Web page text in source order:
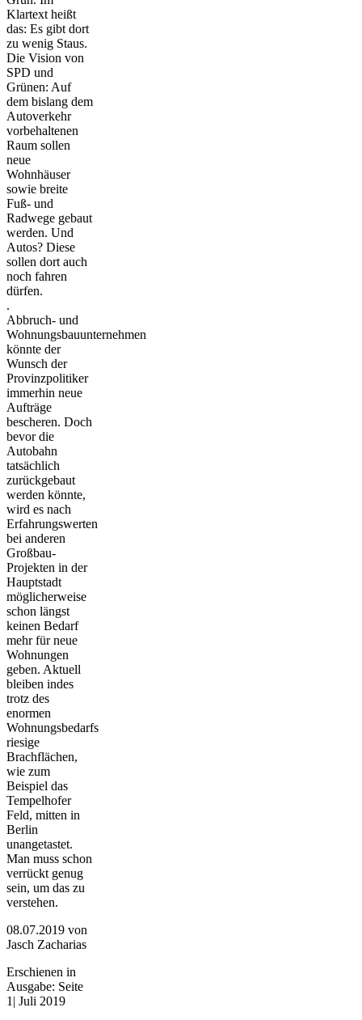
Klartext heißt
das: Es gibt dort
zu wenig Staus.
Die Vision von
SPD und
Grünen: Auf
dem bislang dem
Autoverkehr
vorbehaltenen
Raum sollen
neue
Wohnhäuser
sowie breite
Fuß- und
Radwege gebaut
werden. Und
Autos? Diese
sollen dort auch
noch fahren
dürfen.
.
Abbruch- und
Wohnungsbauunternehmen
könnte der
Wunsch der
Provinzpolitiker
immerhin neue
Aufträge
bescheren. Doch
bevor die
Autobahn
tatsächlich
zurückgebaut
werden könnte,
wird es nach
Erfahrungswerten
bei anderen
Großbau-
Projekten in der
Hauptstadt
möglicherweise
schon längst
keinen Bedarf
mehr für neue
Wohnungen
geben. Aktuell
bleiben indes
trotz des
enormen
Wohnungsbedarfs
riesige
Brachflächen,
wie zum
Beispiel das
Tempelhofer
Feld, mitten in
Berlin
unangetastet.
Man muss schon
verrückt genug
sein, um das zu
verstehen.
08.07.2019 von
Jasch Zacharias
Erschienen in
Ausgabe: Seite
1| Juli 2019